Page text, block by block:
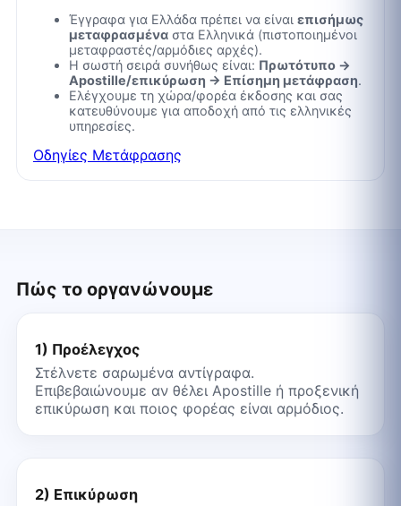
Έγγραφα για Ελλάδα πρέπει να είναι επισήμως
μεταφρασμέναστα Ελληνικά (πιστοποιημένοι
μεταφραστές/αρμόδιες αρχές).
Η σωστή σειρά συνήθως είναι: Πρωτότυπο →
Apostille/επικύρωση → Επίσημη μετάφραση.
Ελέγχουμε τη χώρα/φορέα έκδοσης και σας
κατευθύνουμε για αποδοχή από τις ελληνικές
υπηρεσίες.
Οδηγίες Μετάφρασης
Πώς το οργανώνουμε
1) Προέλεγχος
Στέλνετε σαρωμένα αντίγραφα.
Επιβεβαιώνουμε αν θέλει Apostille ή προξενική
επικύρωση και ποιος φορέας είναι αρμόδιος.
2) Επικύρωση